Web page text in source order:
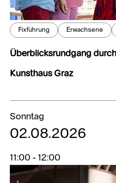
Fixführung Erwachsene
Überblicksrundgang
Kunsthaus Graz
Sonntag
02.08.2026
11:00 - 12:00